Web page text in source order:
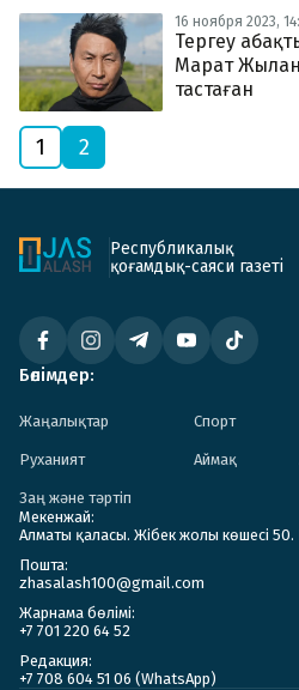
Пошта
zhasalash100@gmail.com
16 ноября 2023,
Тергеу
Марат
тастаған
1 2
Республикалық
қоғамдық-саяси газеті
Бөлімдер:
Жаңалықтар Спорт
Руханият Аймақ
Заң және тәртіп
Мекенжай:
Алматы қаласы. Жібек жолы көшесі 50.
Пошта:
zhasalash100@gmail.com
Жарнама бөлімі:
+7 701 220 64 52
Редакция:
+7 708 604 51 06 (WhatsApp)